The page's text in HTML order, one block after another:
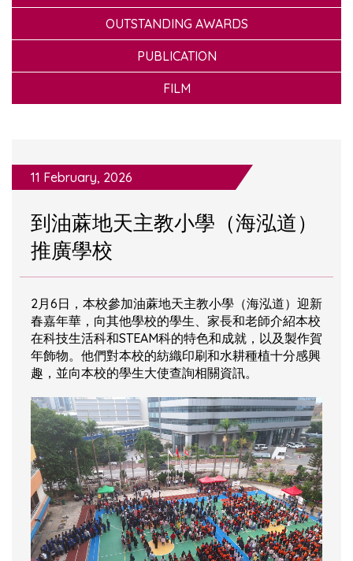
OUTSTANDING AWARDS
PUBLICATION
FILM
11 February, 2026
到油蔴地天主教小學（海泓道）
推廣學校
2月6日，本校參加油蔴地天主教小學（海泓道）迎新
春嘉年華，向其他學校的學生、家長和老師介紹本校
在科技生活科和STEAM科的特色和成就，以及製作賀
年飾物。他們對本校的紡織印刷和水耕種植十分感興
趣，並向本校的學生大使查詢相關資訊。